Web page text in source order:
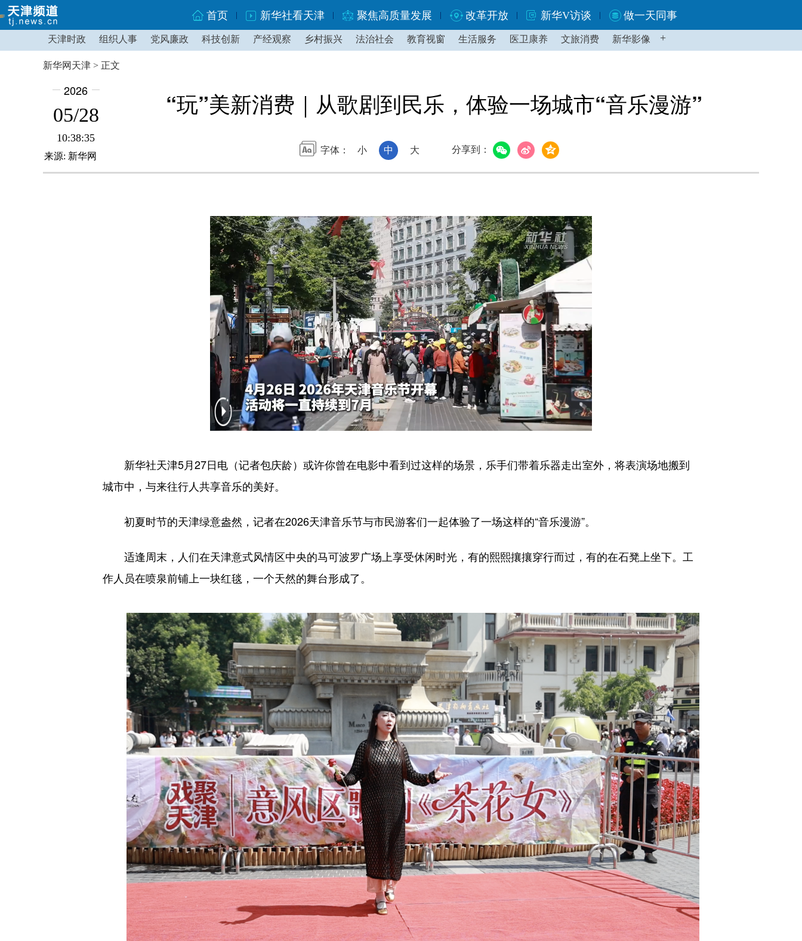
首页 新华社看天津 聚焦高质量发展 改革开放 新华V访谈 做一天同事
天津时政 组织人事 党风廉政 科技创新 产经观察 乡村振兴 法治社会 教育视窗 生活服务 医卫康养 文旅消费 新华影像 +
新华网天津 > 正文
2026
05/28
10:38:35
来源: 新华网
“玩”美新消费｜从歌剧到民乐，体验一场城市“音乐漫游”
字体： 小 中 大 分享到：
新华社天津5月27日电（记者包庆龄）或许你曾在电影中看到过这样的场景，乐手们带着乐器走出室外，将表演场地搬到
城市中，与来往行人共享音乐的美好。
初夏时节的天津绿意盎然，记者在2026天津音乐节与市民游客们一起体验了一场这样的“音乐漫游”。
适逢周末，人们在天津意式风情区中央的马可波罗广场上享受休闲时光，有的熙熙攘攘穿行而过，有的在石凳上坐下。工
作人员在喷泉前铺上一块红毯，一个天然的舞台形成了。